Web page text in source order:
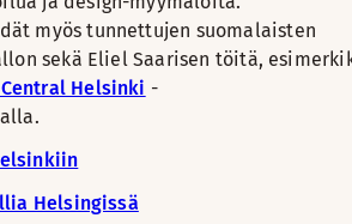
myös tunnettujen suomalaisten
sekä Eliel Saarisen töitä,
Helsinki -
Helsingissä